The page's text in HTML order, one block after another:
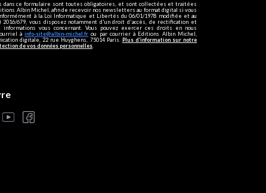
dans ce formulaire sont toutes obligatoires, et sont collectées et traitées
Albin Michel, afin de recevoir nos newsletters au format digital si vous
à la Loi Informatique et Libertés du 06/01/1978 modifiée et au
2016/679, vous disposez notamment d'un droit d'accès, de rectification et
informations vous concernant. Vous pouvez exercer ces droits en nous
àinfo-site@albin-michel.fr ou par courrier à Editions Albin Michel,
digitale, 22 rue Huyghens, 75014 Paris. Plus d’information sur notre
de vos données personnelles